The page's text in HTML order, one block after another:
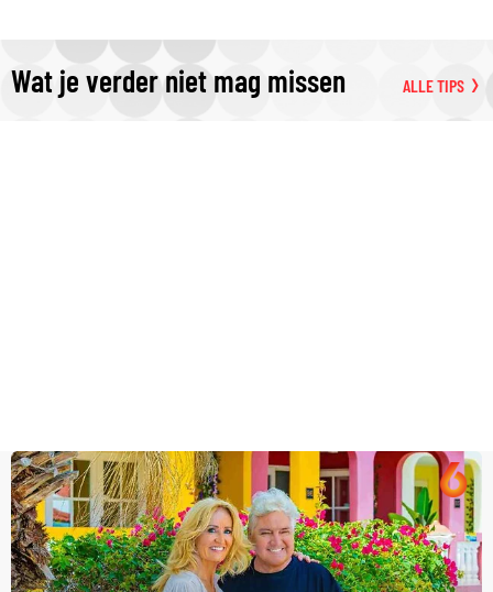
Wat je verder niet mag missen ALLE TIPS